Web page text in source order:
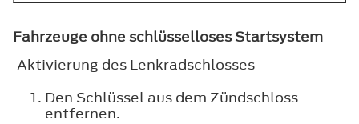
Fahrzeuge ohne schlüsselloses Startsystem
Aktivierung des Lenkradschlosses
Den Schlüssel aus dem Zündschloss
entfernen.